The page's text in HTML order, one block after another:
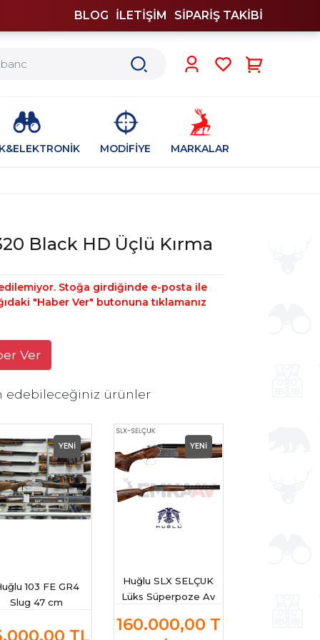
BLOG İLETİŞİM SİPARİŞ TAKİBİ
MODİFİYE MARKALAR
Black HD Üçlü Kırma
Stoğa girdiğinde e-posta ile
"Haber Ver" butonuna tıklamanız
Ver
edebileceğiniz ürünler
YENİ
103 FE GR4
Slug 47 cm
TL
YENİ
Huğlu SLX SELÇUK
Lüks Süperpoze Av
160.000,00 T